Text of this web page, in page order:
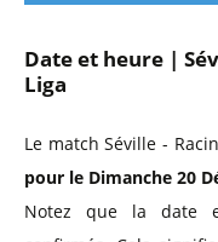
Date et heure |
Liga
Le match Séville -
pour le Dimanche 20
Notez que la date